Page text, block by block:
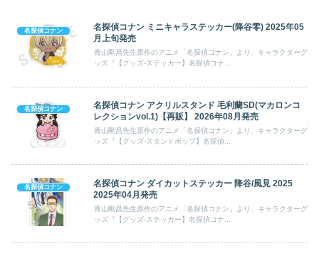
名探偵コナン
名探偵コナン ミニキャラステッカー(降谷零) 2025年05
月上旬発売
青山剛昌先生原作のアニメ「名探偵コナン」より、キャラクターグ
ッズ『【グッズ-ステッカー】名探偵コナ...
名探偵コナン
名探偵コナン アクリルスタンド 毛利蘭SD(マカロンコ
レクションvol.1)【再販】 2026年08月発売
青山剛昌先生原作のアニメ「名探偵コナン」より、キャラクターグ
ッズ『【グッズ-スタンドポップ】名探偵...
名探偵コナン
名探偵コナン ダイカットステッカー 降谷/風見 2025
2025年04月発売
青山剛昌先生原作のアニメ「名探偵コナン」より、キャラクターグ
ッズ『【グッズ-ステッカー】名探偵コナ...